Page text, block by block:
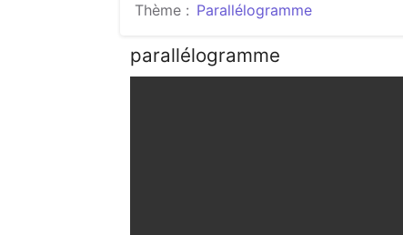
Thème : Parallélogramme
parallélogramme